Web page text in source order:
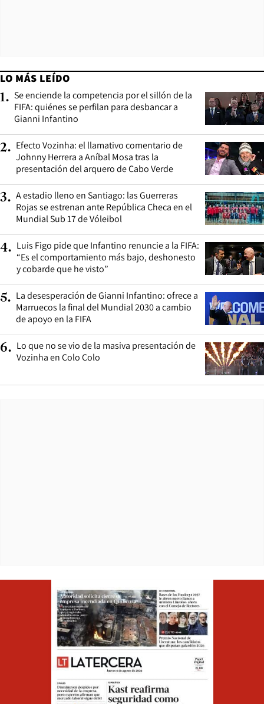
LO MÁS LEÍDO
1. Se enciende la competencia por el sillón de la
FIFA: quiénes se perfilan para desbancar a
Gianni Infantino
2. Efecto Vozinha: el llamativo comentario de
Johnny Herrera a Aníbal Mosa tras la
presentación del arquero de Cabo Verde
3. A estadio lleno en Santiago: las Guerreras
Rojas se estrenan ante República Checa en el
Mundial Sub 17 de Vóleibol
4. Luis Figo pide que Infantino renuncie a la FIFA:
“Es el comportamiento más bajo, deshonesto
y cobarde que he visto”
5. La desesperación de Gianni Infantino: ofrece a
Marruecos la final del Mundial 2030 a cambio
de apoyo en la FIFA
6. Lo que no se vio de la masiva presentación de
Vozinha en Colo Colo